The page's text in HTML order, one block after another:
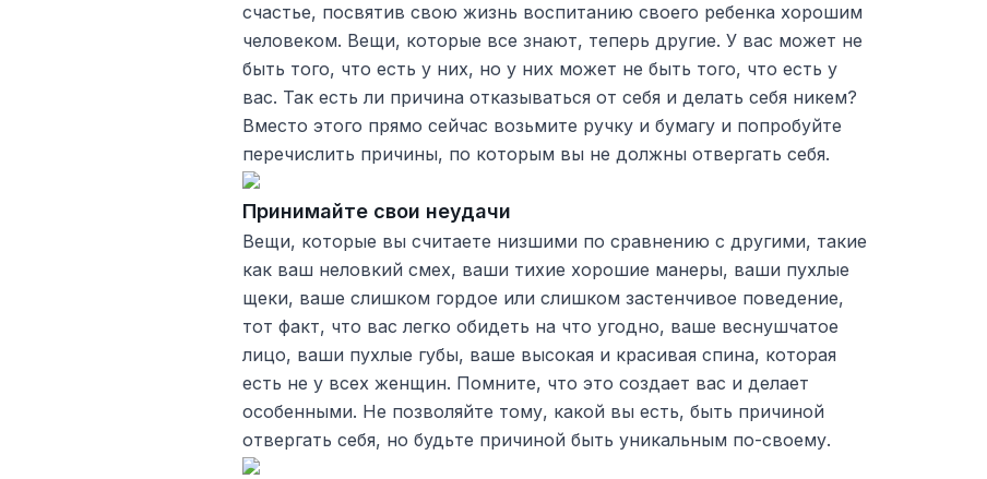
счастье, посвятив свою жизнь воспитанию своего ребенка хорошим
человеком. Вещи, которые все знают, теперь другие. У вас может не
быть того, что есть у них, но у них может не быть того, что есть у
вас. Так есть ли причина отказываться от себя и делать себя никем?
Вместо этого прямо сейчас возьмите ручку и бумагу и попробуйте
перечислить причины, по которым вы не должны отвергать себя.
Принимайте свои неудачи
Вещи, которые вы считаете низшими по сравнению с другими, такие
как ваш неловкий смех, ваши тихие хорошие манеры, ваши пухлые
щеки, ваше слишком гордое или слишком застенчивое поведение,
тот факт, что вас легко обидеть на что угодно, ваше веснушчатое
лицо, ваши пухлые губы, ваше высокая и красивая спина, которая
есть не у всех женщин. Помните, что это создает вас и делает
особенными. Не позволяйте тому, какой вы есть, быть причиной
отвергать себя, но будьте причиной быть уникальным по-своему.